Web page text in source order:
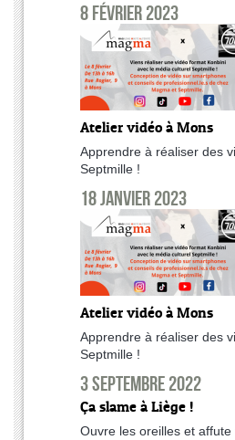
8 février 2023
Atelier vidéo à Mons
Apprendre à réaliser des
Septmille !
18 janvier 2023
Atelier vidéo à Mons
Apprendre à réaliser des
Septmille !
3 septembre 2022
Ça slame à Liège !
Ouvre les oreilles et